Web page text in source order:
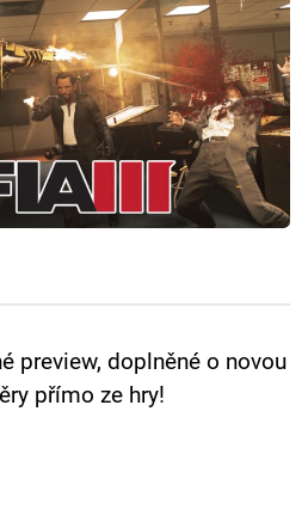
preview, doplněné o novou
přímo ze hry!